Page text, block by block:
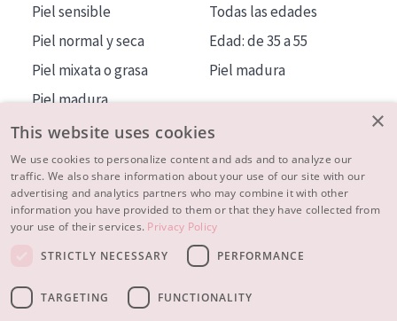
Piel sensible
Piel normal y seca
Piel mixata o grasa
Piel madura
Piel expuesta al sol
Piel menopáusica
Todas las edades
Edad: de 35 a 55
Piel madura
MÁS SOBRE NOSOTROS
INSPIRACIÓN
CONTACTO
© 2023 - 2026 Diadermine
×
This website uses cookies
We use cookies to personalize content and ads and to analyze our
traffic. We also share information about your use of our site with our
advertising and analytics partners who may combine it with other
information you have provided to them or that they have collected from
your use of their services. Privacy Policy
STRICTLY NECESSARY
PERFORMANCE
TARGETING FUNCTIONALITY